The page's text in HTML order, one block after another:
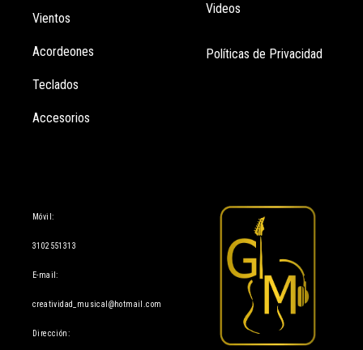
Vientos
Acordeones
Teclados
Accesorios
Videos
Políticas de Privacidad
Móvil:
3102551313
E-mail:
creatividad_musical@hotmail.com
Dirección: